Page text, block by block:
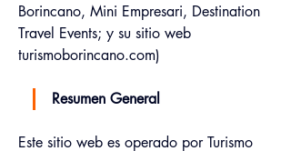
Borincano, Mini Empresari, Destination
Travel Events; y su sitio web
turismoborincano.com)
Resumen General
Este sitio web es operado por Turismo